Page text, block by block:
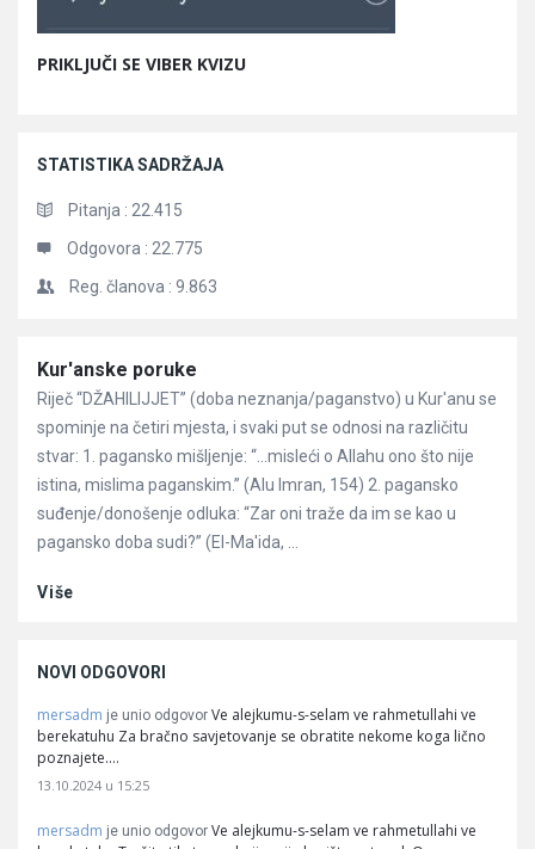
PRIKLJUČI SE VIBER KVIZU
STATISTIKA SADRŽAJA
Pitanja : 22.415
Odgovora : 22.775
Reg. članova : 9.863
Članci
Kur'anske poruke
Riječ “DŽAHILIJJET” (doba neznanja/paganstvo) u Kur'anu se
spominje na četiri mjesta, i svaki put se odnosi na različitu
stvar: 1. pagansko mišljenje: “…misleći o Allahu ono što nije
istina, mislima paganskim.” (Alu Imran, 154) 2. pagansko
suđenje/donošenje odluka: “Zar oni traže da im se kao u
pagansko doba sudi?” (El-Ma'ida, ...
Više
NOVI ODGOVORI
mersadm je unio odgovor Ve alejkumu-s-selam ve rahmetullahi ve
berekatuhu Za bračno savjetovanje se obratite nekome koga lično
poznajete.…
13.10.2024 u 15:25
mersadm je unio odgovor Ve alejkumu-s-selam ve rahmetullahi ve